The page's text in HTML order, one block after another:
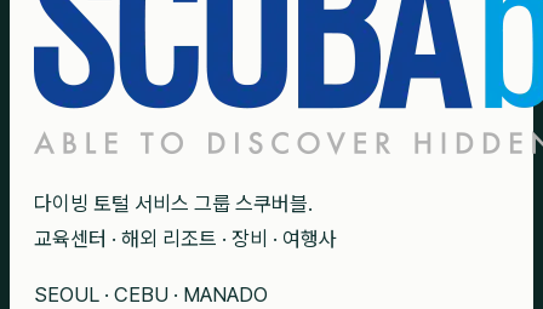
다이빙 토털 서비스 그룹 스쿠버블.
교육센터 · 해외 리조트 · 장비 · 여행사
SEOUL · CEBU · MANADO